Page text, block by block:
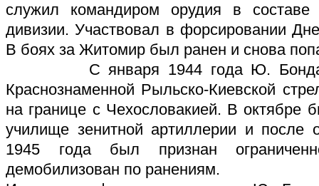
служил командиром орудия в составе
дивизии. Участвовал в форсировании
В боях за Житомир был ранен и снова
С января 1944 года Ю.
Краснознаменной Рыльско-Киевской
на границе с Чехословакией. В октябре
училище зенитной артиллерии и после
1945 года был признан
демобилизован по ранениям.